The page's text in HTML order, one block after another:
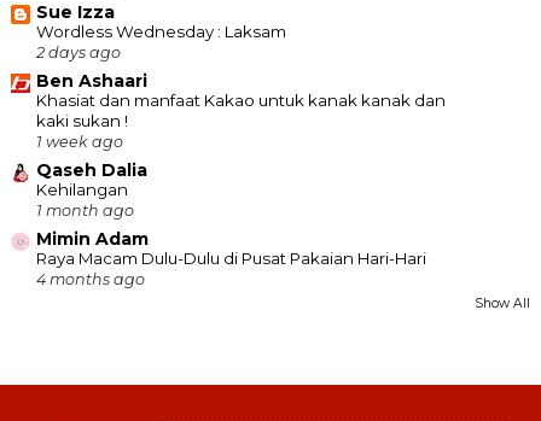
Sue Izza
Wordless Wednesday : Laksam
2 days ago
Ben Ashaari
Khasiat dan manfaat Kakao untuk kanak kanak dan
kaki sukan !
1 week ago
Qaseh Dalia
Kehilangan
1 month ago
Mimin Adam
Raya Macam Dulu-Dulu di Pusat Pakaian Hari-Hari
4 months ago
Show All